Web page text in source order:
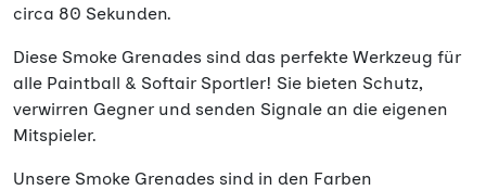
circa 80 Sekunden.
Diese Smoke Grenades sind das perfekte Werkzeug für
alle Paintball & Softair Sportler! Sie bieten Schutz,
verwirren Gegner und senden Signale an die eigenen
Mitspieler.
Unsere Smoke Grenades sind in den Farben